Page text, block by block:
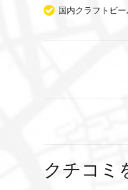
国内クラフトビー
クチコミ